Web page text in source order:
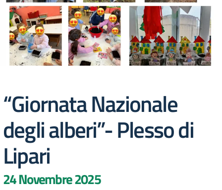
“Giornata Nazionale
degli alberi”- Plesso di
Lipari
24 Novembre 2025